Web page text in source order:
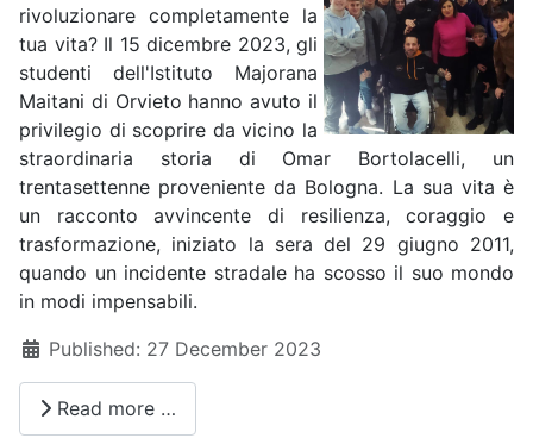
rivoluzionare completamente la
tua vita? Il 15 dicembre 2023, gli
studenti dell'Istituto Majorana
Maitani di Orvieto hanno avuto il
privilegio di scoprire da vicino la
straordinaria storia di Omar Bortolacelli, un
trentasettenne proveniente da Bologna. La sua vita è
un racconto avvincente di resilienza, coraggio e
trasformazione, iniziato la sera del 29 giugno 2011,
quando un incidente stradale ha scosso il suo mondo
in modi impensabili.
DetailsPublished: 27 December 2023
Read more …